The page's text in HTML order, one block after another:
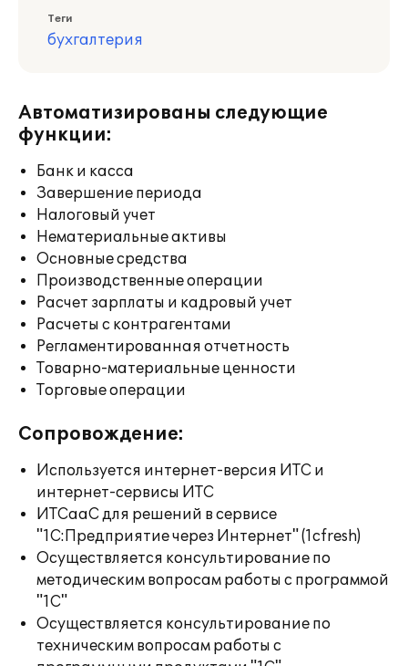
Теги
бухгалтерия
Автоматизированы следующие
функции:
Банк и касса
Завершение периода
Налоговый учет
Нематериальные активы
Основные средства
Производственные операции
Расчет зарплаты и кадровый учет
Расчеты с контрагентами
Регламентированная отчетность
Товарно-материальные ценности
Торговые операции
Сопровождение:
Используется интернет-версия ИТС и
интернет-сервисы ИТС
ИТСааС для решений в сервисе
"1С:Предприятие через Интернет" (1cfresh)
Осуществляется консультирование по
методическим вопросам работы с программой
"1С"
Осуществляется консультирование по
техническим вопросам работы с